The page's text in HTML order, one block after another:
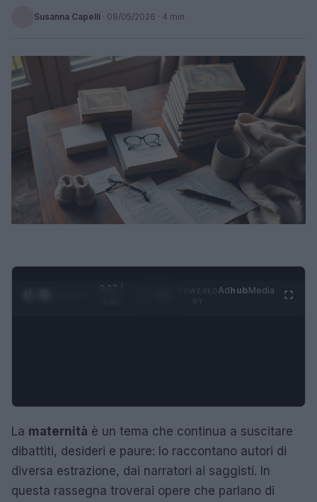
Susanna Capelli · 09/05/2026 · 4 min
0:28 /
AdhubMedia
La maternità è un tema che continua a suscitare
dibattiti, desideri e paure: lo raccontano autori di
diversa estrazione, dai narratori ai saggisti. In
questa rassegna troverai opere che parlano di